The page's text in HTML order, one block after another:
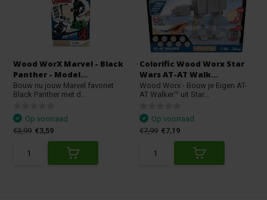
Wood WorX Marvel - Black
Panther - Model...
Bouw nu jouw Marvel favoriet
Black Panther met d...
Op voorraad
€3,99 €3,59
Colorific Wood Worx Star
Wars AT-AT Walk...
Wood Worx - Bouw je Eigen AT-
AT Walker™ uit Star...
Op voorraad
€7,99 €7,19